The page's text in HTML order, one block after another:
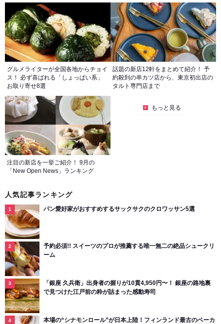
グルメライターが全国各地からチョイ
ス！ 必ず喜ばれる「しょっぱい系」
お取り寄せ8選
話題の新店12軒をまとめて紹介！ 予
約殺到の串カツ店から、東京初出店の
タルト専門店まで
注目の新店を一挙ご紹介！ 9月の
「New Open News」ランキング
もっと見る
人気記事ランキング
パン愛好家がおすすめするサックサクのクロワッサン5選
予約必須!! スイーツのプロが推薦する唯一無二の絶品シュークリ
ーム
「銀座 久兵衛」出身者の握りが10貫4,950円〜！ 銀座の路地裏
で見つけた江戸前の粋が詰まった感動寿司
本場の“シナモンロール”が日本上陸！フィンランド最古のベーカ